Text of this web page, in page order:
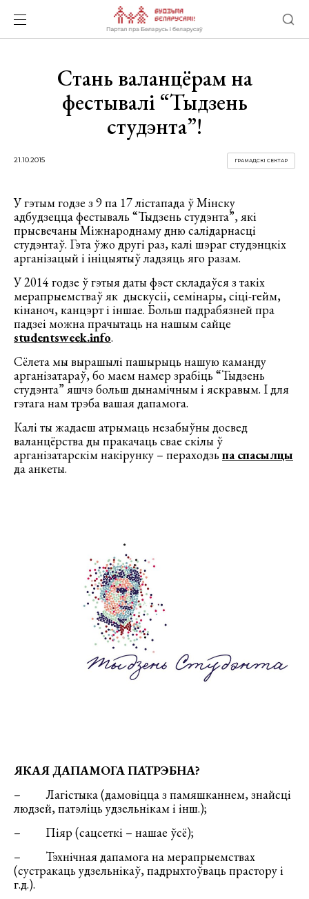
Стань валанцёрам на
фестывалі “Тыдзень
студэнта”!
21.10.2015 ГРАМАДСКІ СЕКТАР
У гэтым годзе з 9 па 17 лістапада ў Мінску
адбудзецца фестываль “Тыдзень студэнта”, які
прысвечаны Міжнароднаму дню салідарнасці
студэнтаў. Гэта ўжо другі раз, калі шэраг студэнцкіх
арганізацый і ініцыятыў ладзяць яго разам.
У 2014 годзе ў гэтыя даты фэст складаўся з такіх
мерапрыемстваў як дыскусіі, семінары, сіці-гейм,
кінаноч, канцэрт і іншае. Больш падрабязней пра
падзеі можна прачытаць на нашым сайце
studentsweek.info.
Сёлета мы вырашылі пашырыць нашую каманду
арганізатараў, бо маем намер зрабіць “Тыдзень
студэнта” яшчэ больш дынамічным і яскравым. І для
гэтага нам трэба вашая дапамога.
Калі ты жадаеш атрымаць незабыўны досвед
валанцёрства ды пракачаць свае скілы ў
арганізатарскім накірунку – пераходзьпа спасылцы
да анкеты.
ЯКАЯ ДАПАМОГА ПАТРЭБНА?
– Лагістыка (дамовіцца з памяшканнем, знайсці
людзей, патэліць удзельнікам і інш.);
– Піяр (сацсеткі – нашае ўсё);
– Тэхнічная дапамога на мерапрыемствах
(сустракаць удзельнікаў, падрыхтоўваць прастору і
г.д.).